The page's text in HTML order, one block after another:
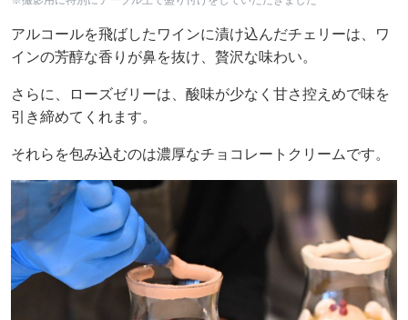
アルコールを飛ばしたワインに漬け込んだチェリーは、ワ
インの芳醇な香りが鼻を抜け、贅沢な味わい。
さらに、ローズゼリーは、酸味が少なく甘さ控えめで味を
引き締めてくれます。
それらを包み込むのは濃厚なチョコレートクリームです。